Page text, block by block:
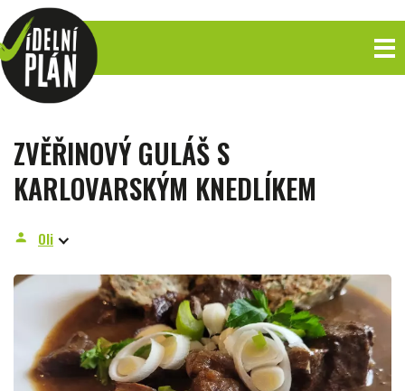
ZVĚŘINOVÝ GULÁŠ S
KARLOVARSKÝM KNEDLÍKEM
person Oli